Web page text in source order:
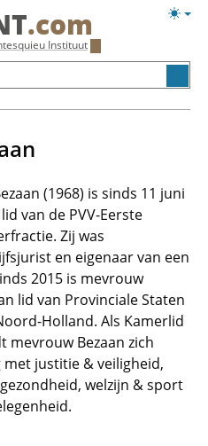
.com
Instituut
(1968) is sinds 11 juni
van de PVV-Eerste
Zij was
en eigenaar van een
2015 is mevrouw
lid van Provinciale Staten
Holland. Als Kamerlid
mevrouw Bezaan zich
met justitie & veiligheid,
welzijn & sport